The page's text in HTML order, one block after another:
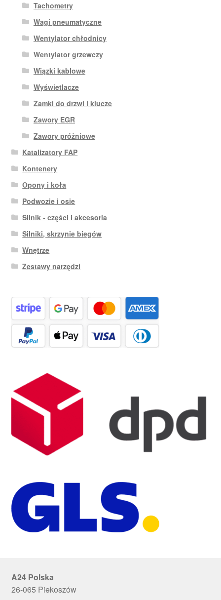
Tachometry
Wagi pneumatyczne
Wentylator chłodnicy
Wentylator grzewczy
Wiązki kablowe
Wyświetlacze
Zamki do drzwi i klucze
Zawory EGR
Zawory próżniowe
Katalizatory FAP
Kontenery
Opony i koła
Podwozie i osie
Silnik - części i akcesoria
Silniki, skrzynie biegów
Wnętrze
Zestawy narzędzi
A24 Polska
26-065 Piekoszów